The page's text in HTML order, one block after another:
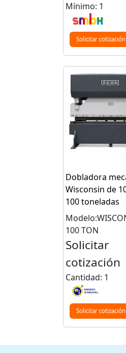
Mínimo: 1
Solicitar cotización
Dobladora
Wisconsin de
100 toneladas
100 TON
Solicitar
cotización
Cantidad: 1
Solicitar cotización